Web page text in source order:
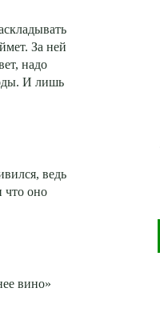
За ней
надо
И лишь
ведь
что оно
вино»